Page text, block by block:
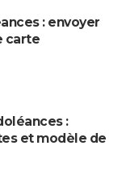
: envoyer
carte
:
et modèle de